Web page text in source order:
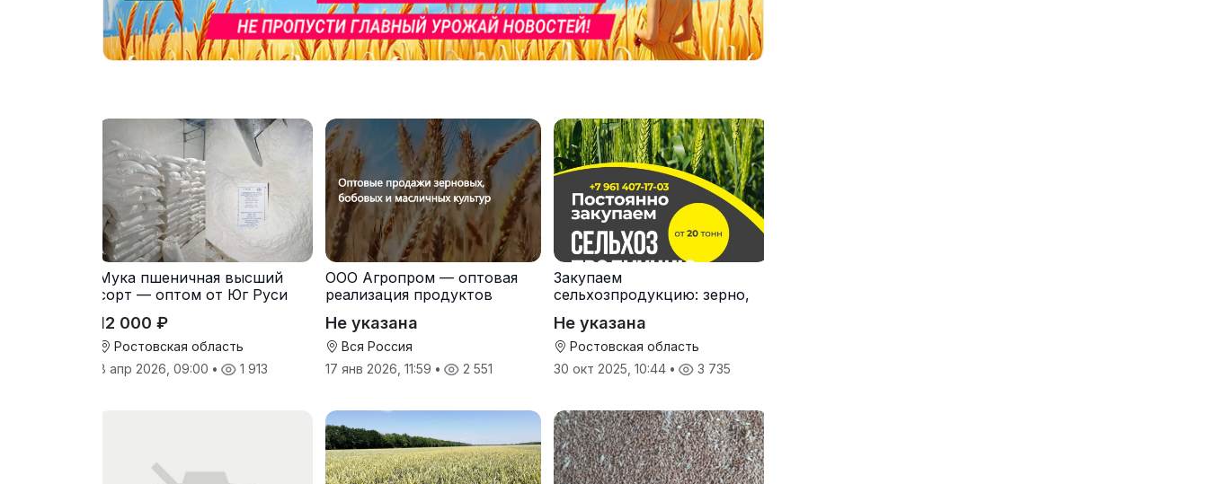
Мука пшеничная высший
сорт — оптом от Юг Руси
12 000 ₽
Ростовская область
8 апр 2026, 09:00 • 1 913
ООО Агропром — оптовая
реализация продуктов
Не указана
Вся Россия
17 янв 2026, 11:59 • 2 551
Закупаем
сельхозпродукцию: зерно,
Не указана
Ростовская область
30 окт 2025, 10:44 • 3 735